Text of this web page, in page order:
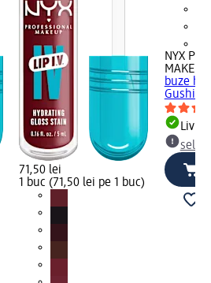
71,50 lei
1 buc (71,50 lei pe 1 buc)
NYX
MAKEUP
buze